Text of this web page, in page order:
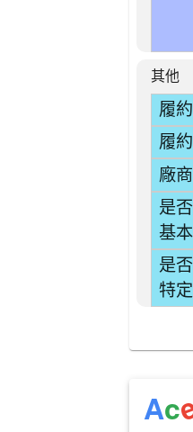
其他
履
履
廠
是
基
是
特
Ac